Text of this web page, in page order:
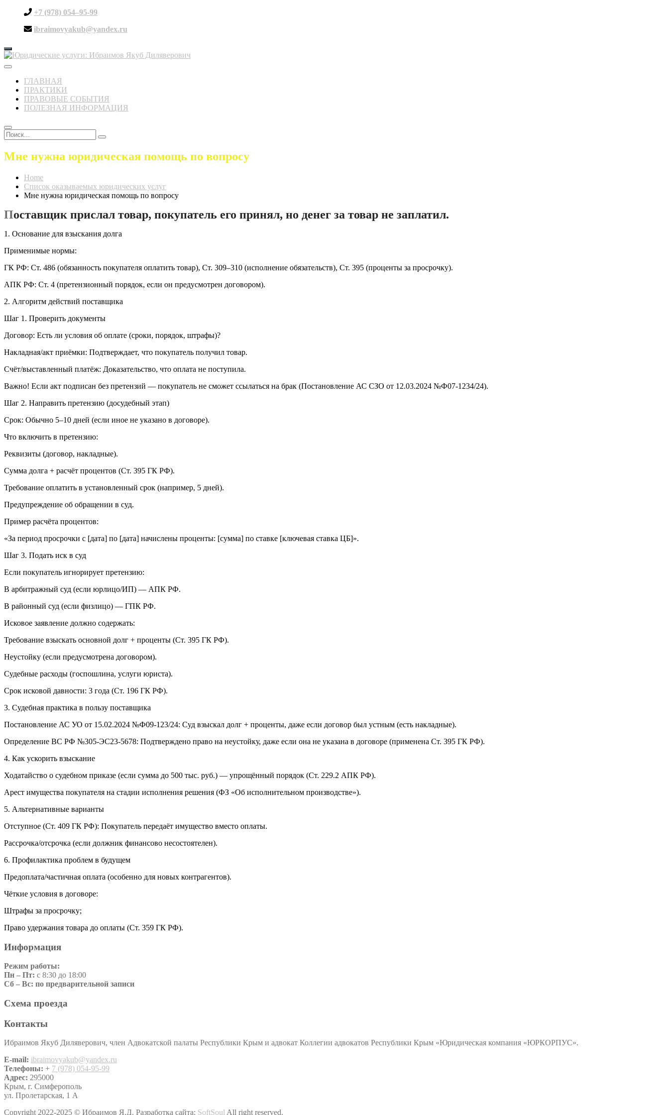
+7 (978) 054–95-99
ibraimovyakub@yandex.ru
Toggle
navigation
ГЛАВНАЯ
ПРАКТИКИ
ПРАВОВЫЕ СОБЫТИЯ
ПОЛЕЗНАЯ ИНФОРМАЦИЯ
Мне нужна юридическая помощь по вопросу
Home
Список оказываемых юридических услуг
Мне нужна юридическая помощь по вопросу
Поставщик прислал товар, покупатель его принял, но денег за товар не заплатил.
1. Основание для взыскания долга
Применимые нормы:
ГК РФ: Ст. 486 (обязанность покупателя оплатить товар), Ст. 309–310 (исполнение обязательств), Ст. 395 (проценты за просрочку).
АПК РФ: Ст. 4 (претензионный порядок, если он предусмотрен договором).
2. Алгоритм действий поставщика
Шаг 1. Проверить документы
Договор: Есть ли условия об оплате (сроки, порядок, штрафы)?
Накладная/акт приёмки: Подтверждает, что покупатель получил товар.
Счёт/выставленный платёж: Доказательство, что оплата не поступила.
Важно! Если акт подписан без претензий — покупатель не сможет ссылаться на брак (Постановление АС СЗО от 12.03.2024 №Ф07-1234/24).
Шаг 2. Направить претензию (досудебный этап)
Срок: Обычно 5–10 дней (если иное не указано в договоре).
Что включить в претензию:
Реквизиты (договор, накладные).
Сумма долга + расчёт процентов (Ст. 395 ГК РФ).
Требование оплатить в установленный срок (например, 5 дней).
Предупреждение об обращении в суд.
Пример расчёта процентов:
«За период просрочки с [дата] по [дата] начислены проценты: [сумма] по ставке [ключевая ставка ЦБ]».
Шаг 3. Подать иск в суд
Если покупатель игнорирует претензию:
В арбитражный суд (если юрлицо/ИП) — АПК РФ.
В районный суд (если физлицо) — ГПК РФ.
Исковое заявление должно содержать:
Требование взыскать основной долг + проценты (Ст. 395 ГК РФ).
Неустойку (если предусмотрена договором).
Судебные расходы (госпошлина, услуги юриста).
Срок исковой давности: 3 года (Ст. 196 ГК РФ).
3. Судебная практика в пользу поставщика
Постановление АС УО от 15.02.2024 №Ф09-123/24: Суд взыскал долг + проценты, даже если договор был устным (есть накладные).
Определение ВС РФ №305-ЭС23-5678: Подтверждено право на неустойку, даже если она не указана в договоре (применена Ст. 395 ГК РФ).
4. Как ускорить взыскание
Ходатайство о судебном приказе (если сумма до 500 тыс. руб.) — упрощённый порядок (Ст. 229.2 АПК РФ).
Арест имущества покупателя на стадии исполнения решения (ФЗ «Об исполнительном производстве»).
5. Альтернативные варианты
Отступное (Ст. 409 ГК РФ): Покупатель передаёт имущество вместо оплаты.
Рассрочка/отсрочка (если должник финансово несостоятелен).
6. Профилактика проблем в будущем
Предоплата/частичная оплата (особенно для новых контрагентов).
Чёткие условия в договоре:
Штрафы за просрочку;
Право удержания товара до оплаты (Ст. 359 ГК РФ).
Информация
Режим работы:
Пн – Пт: с 8:30 до 18:00
Сб – Вс: по предварительной записи
Схема проезда
Контакты
Ибраимов Якуб Диляверович, член Адвокатской палаты Республики Крым и адвокат Коллегии адвокатов Республики Крым «Юридическая компания «ЮРКОРПУС».
E-mail: ibraimovyakub@yandex.ru
Телефоны: + 7 (978) 054-95-99
Адрес: 295000
Крым, г. Симферополь
ул. Пролетарская, 1 А
Copyright 2022-2025 © Ибраимов Я.Д. Разработка сайта: SoftSoulAll right reserved.